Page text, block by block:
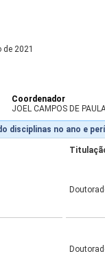
de 2021
Coordenador
JOEL CAMPOS DE
disciplinas no ano e